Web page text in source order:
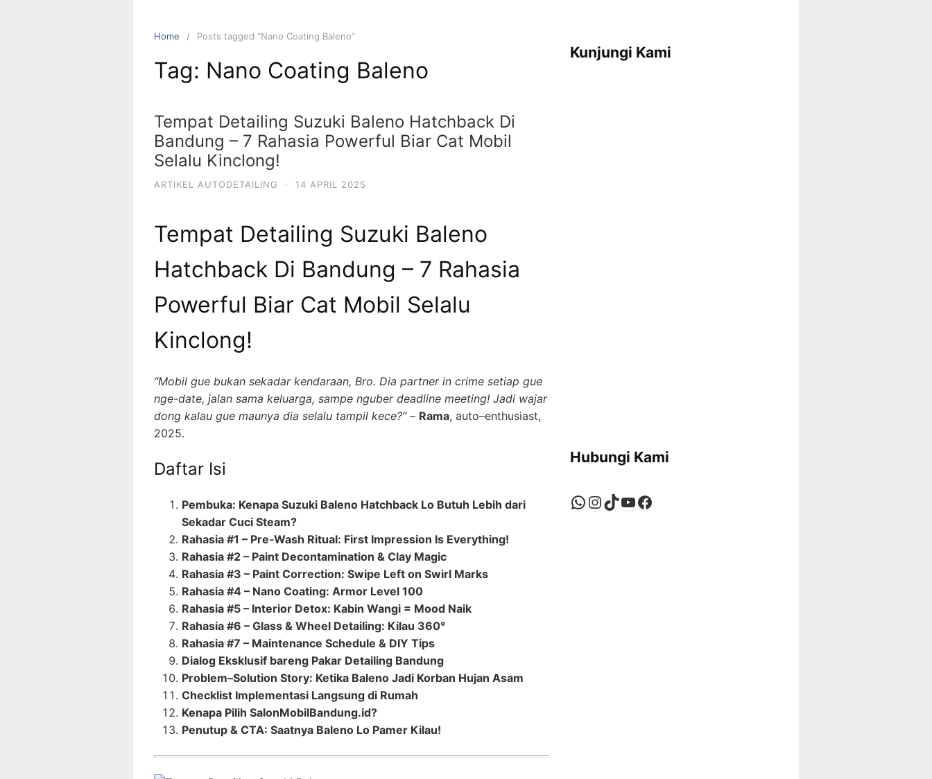
Home Posts tagged “Nano Coating Baleno”
Tag: Nano Coating Baleno
Tempat Detailing Suzuki Baleno Hatchback Di
Bandung – 7 Rahasia Powerful Biar Cat Mobil
Selalu Kinclong!
ARTIKEL AUTODETAILING · 14 APRIL 2025
Tempat Detailing Suzuki Baleno
Hatchback Di Bandung – 7 Rahasia
Powerful Biar Cat Mobil Selalu
Kinclong!
“Mobil gue bukan sekadar kendaraan, Bro. Dia partner in crime setiap gue
nge-date, jalan sama keluarga, sampe nguber deadline meeting! Jadi wajar
dong kalau gue maunya dia selalu tampil kece?”– Rama, auto–enthusiast,
2025.
Daftar Isi
Pembuka: Kenapa Suzuki Baleno Hatchback Lo Butuh Lebih dari
Sekadar Cuci Steam?
Rahasia #1 – Pre‑Wash Ritual: First Impression Is Everything!
Rahasia #2 – Paint Decontamination & Clay Magic
Rahasia #3 – Paint Correction: Swipe Left on Swirl Marks
Rahasia #4 – Nano Coating: Armor Level 100
Rahasia #5 – Interior Detox: Kabin Wangi = Mood Naik
Rahasia #6 – Glass & Wheel Detailing: Kilau 360°
Rahasia #7 – Maintenance Schedule & DIY Tips
Dialog Eksklusif bareng Pakar Detailing Bandung
Problem–Solution Story: Ketika Baleno Jadi Korban Hujan Asam
Checklist Implementasi Langsung di Rumah
Kenapa Pilih SalonMobilBandung.id?
Penutup & CTA: Saatnya Baleno Lo Pamer Kilau!
Kunjungi Kami
Hubungi Kami
WhatsApp
Instagram
TikTok
YouTube
Facebook